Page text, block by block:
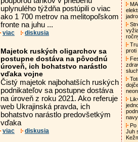
uplynulého týždňa postúpili o viac
ako 1 700 metrov na melitopoľskom
fronte na juhu ...
viac diskusia
Majetok ruských oligarchov sa
postupne dostáva na pôvodnú
úroveň, ich bohatstvo narástlo
vďaka vojne
Čistý majetok najbohatších ruských
podnikateľov sa postupne dostáva
na úroveň z roku 2021. Ako referuje
web Ukrajinská pravda, ich
bohatstvo narástlo predovšetkým
vďaka
viac diskusia
proti
Po
Juh